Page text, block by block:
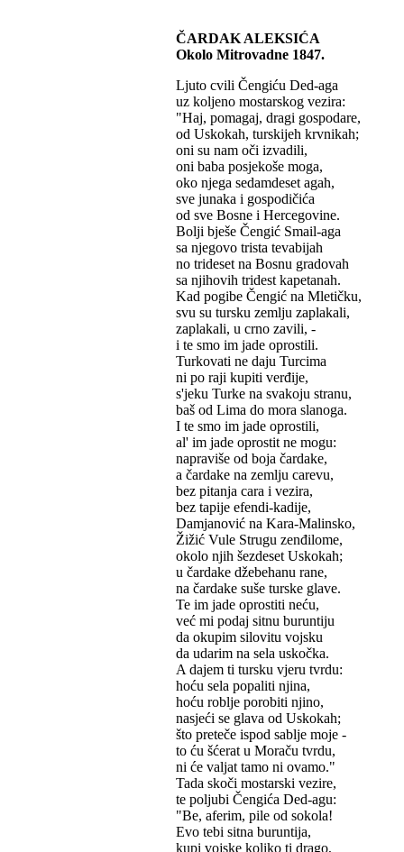
ČARDAK ALEKSIĆA
Okolo Mitrovadne 1847.
Ljuto cvili Čengiću Ded-aga
uz koljeno mostarskog vezira:
"Haj, pomagaj, dragi gospodare,
od Uskokah, turskijeh krvnikah;
oni su nam oči izvadili,
oni baba posjekoše moga,
oko njega sedamdeset agah,
sve junaka i gospodičića
od sve Bosne i Hercegovine.
Bolji bješe Čengić Smail-aga
sa njegovo trista tevabijah
no trideset na Bosnu gradovah
sa njihovih tridest kapetanah.
Kad pogibe Čengić na Mletičku,
svu su tursku zemlju zaplakali,
zaplakali, u crno zavili, -
i te smo im jade oprostili.
Turkovati ne daju Turcima
ni po raji kupiti verđije,
s'jeku Turke na svakoju stranu,
baš od Lima do mora slanoga.
I te smo im jade oprostili,
al' im jade oprostit ne mogu:
napraviše od boja čardake,
a čardake na zemlju carevu,
bez pitanja cara i vezira,
bez tapije efendi-kadije,
Damjanović na Kara-Malinsko,
Žižić Vule Strugu zenđilome,
okolo njih šezdeset Uskokah;
u čardake džebehanu rane,
na čardake suše turske glave.
Te im jade oprostiti neću,
već mi podaj sitnu buruntiju
da okupim silovitu vojsku
da udarim na sela uskočka.
A dajem ti tursku vjeru tvrdu:
hoću sela popaliti njina,
hoću roblje porobiti njino,
nasjeći se glava od Uskokah;
što preteče ispod sablje moje -
to ću šćerat u Moraču tvrdu,
ni će valjat tamo ni ovamo."
Tada skoči mostarski vezire,
te poljubi Čengića Ded-agu:
"Be, aferim, pile od sokola!
Evo tebi sitna buruntija,
kupi vojske koliko ti drago,